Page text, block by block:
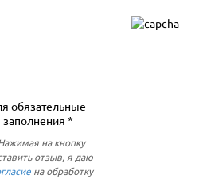
обязательные
заполнения *
на кнопку
отзыв, я даю
на обработку